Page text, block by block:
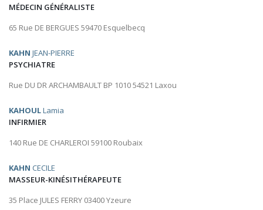
MÉDECIN GÉNÉRALISTE
65 Rue DE BERGUES 59470 Esquelbecq
KAHN JEAN-PIERRE
PSYCHIATRE
Rue DU DR ARCHAMBAULT BP 1010 54521 Laxou
KAHOULLamia
INFIRMIER
140 Rue DE CHARLEROI 59100 Roubaix
KAHN CECILE
MASSEUR-KINÉSITHÉRAPEUTE
35 Place JULES FERRY 03400 Yzeure